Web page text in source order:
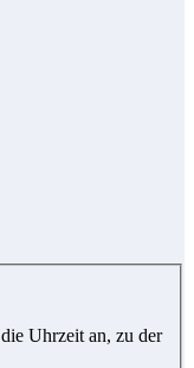
Uhrzeit an, zu der